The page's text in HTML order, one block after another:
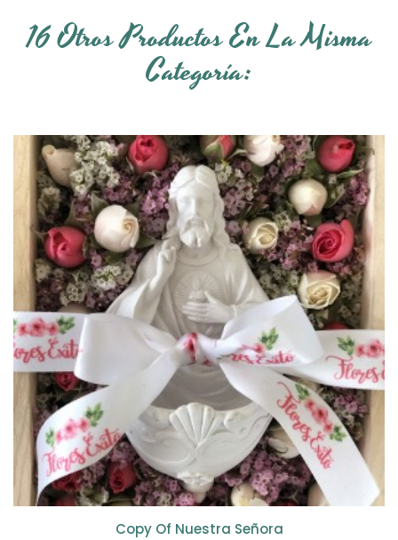
16 Otros Productos En La Misma
Categoría:
Copy Of Nuestra Señora